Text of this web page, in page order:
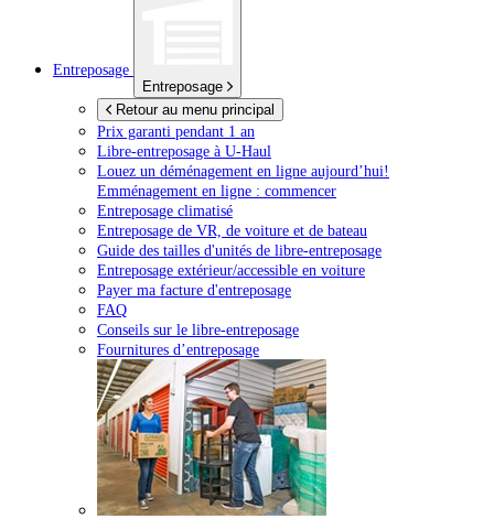
Entreposage
Entreposage
Retour au menu principal
Prix garanti pendant 1 an
Libre-entreposage à U-Haul
Louez un déménagement en ligne aujourd’hui!
Emménagement en ligne : commencer
Entreposage climatisé
Entreposage de VR, de voiture et de bateau
Guide des tailles d'unités de libre-entreposage
Entreposage extérieur/accessible en voiture
Payer ma facture d'entreposage
FAQ
Conseils sur le libre-entreposage
Fournitures d’entreposage